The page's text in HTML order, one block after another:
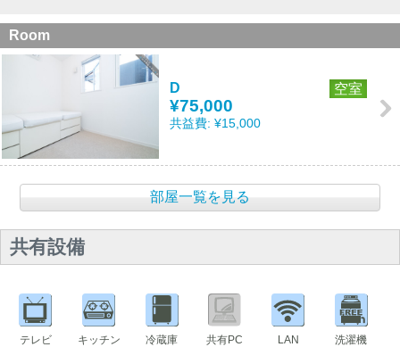
Room
D 空室
¥75,000
共益費: ¥15,000
部屋一覧を見る
共有設備
テレビ キッチン 冷蔵庫 共有PC LAN
洗濯機